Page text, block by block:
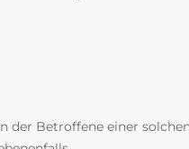
der Betroffene einer